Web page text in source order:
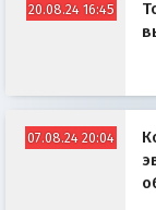
20.08.24 16:45
07.08.24 20:04